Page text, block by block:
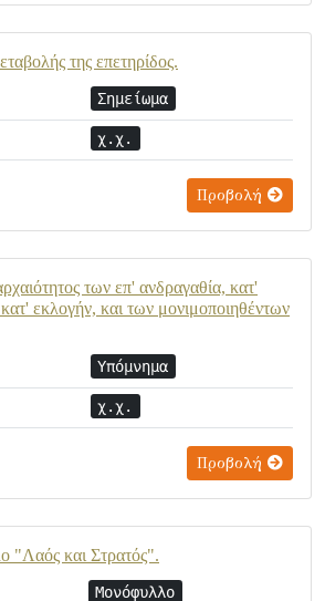
της επετηρίδος.
Σημείωμα
χ.χ.
Προβολή
των επ' ανδραγαθία, κατ'
εκλογήν, και των μονιμοποιηθέντων
Υπόμνημα
χ.χ.
Προβολή
"Λαός και Στρατός".
Μονόφυλλο